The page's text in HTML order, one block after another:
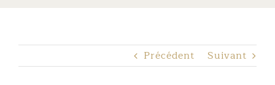
Précédent Suivant